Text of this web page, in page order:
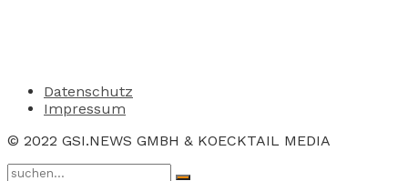
Datenschutz
Impressum
© 2022 GSI.NEWS GMBH & KOECKTAIL MEDIA